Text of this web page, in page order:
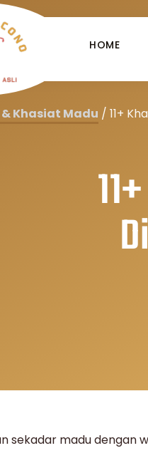
HOME
Khasiat Madu / 11+
sekadar madu dengan